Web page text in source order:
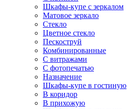
Шкафы-купе с зеркалом
Матовое зеркало
Стекло
Цветное стекло
Пескоструй
Комбинированные
С витражами
С фотопечатью
Назначение
Шкафы-купе в гостиную
В коридор
В прихожую